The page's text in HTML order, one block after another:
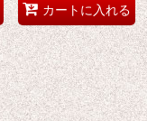
カートに入れる